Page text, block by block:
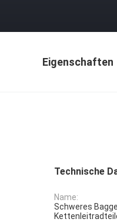
Eigenschaften
Technische
Name:
Schweres